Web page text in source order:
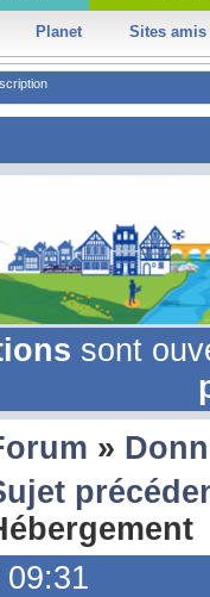
Planet Sites amis
sont
»